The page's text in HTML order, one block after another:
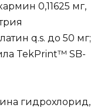
0,11625 мг,
q.s. до 50 мг;
TekPrint™ SB-
гидрохлорид,